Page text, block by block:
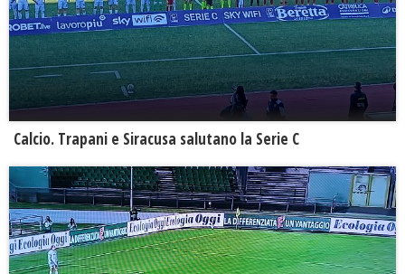
Calcio. Trapani e Siracusa salutano la Serie C